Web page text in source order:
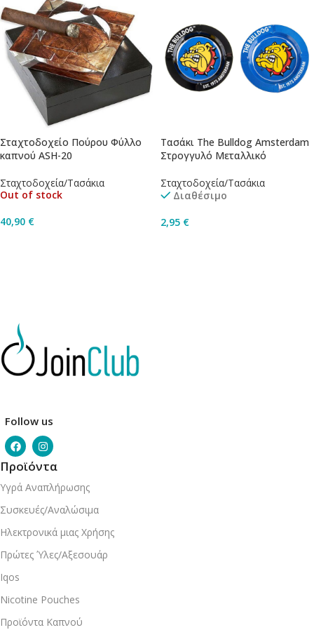
Σταχτοδοχείο Πούρου Φύλλο
καπνού ASH-20
Σταχτοδοχεία/Τασάκια
Out of stock
40,90 €
Τασάκι The Bulldog Amsterdam
Στρογγυλό Μεταλλικό
Σταχτοδοχεία/Τασάκια
Διαθέσιμο
2,95 €
Follow us
Προϊόντα
Υγρά Αναπλήρωσης
Συσκευές/Αναλώσιμα
Ηλεκτρονικά μιας Χρήσης
Πρώτες Ύλες/Αξεσουάρ
Iqos
Nicotine Pouches
Προϊόντα Καπνού